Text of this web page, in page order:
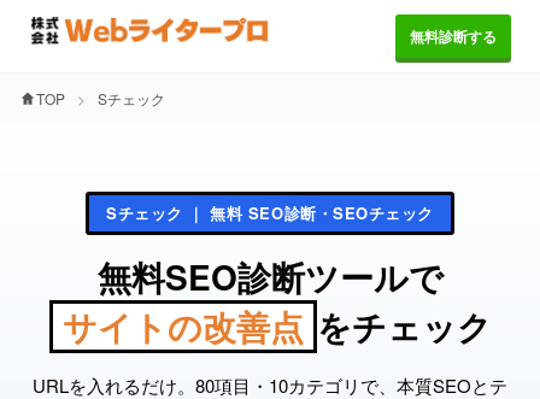
無料診断する
TOP Sチェック
Sチェック ｜ 無料 SEO診断・SEOチェック
無料SEO診断ツールで
サイトの改善点 をチェック
URLを入れるだけ。80項目・10カテゴリで、本質SEOとテ